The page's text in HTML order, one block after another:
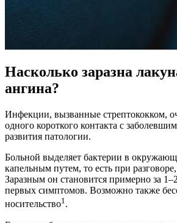
Насколько заразна
ангина?
Инфекции, вызванные стрептококком,
одного короткого контакта с
развития патологии.
Больной выделяет бактерии в
капельным путем, то есть при
Заразным он становится примерно за
первых симптомов. Возможно также
носительство1.